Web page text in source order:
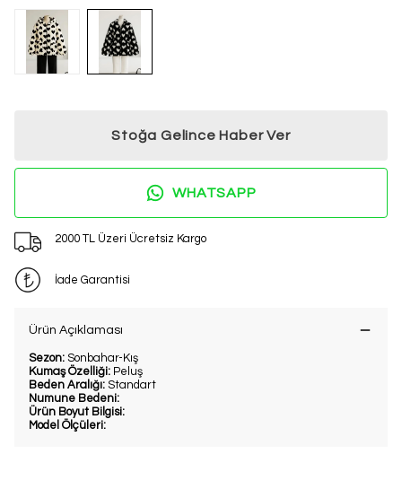
Stoğa Gelince Haber Ver
WHATSAPP
2000 TL Üzeri Ücretsiz Kargo
İade Garantisi
Ürün Açıklaması
Sezon: Sonbahar-Kış
Kumaş Özelliği: Peluş
Beden Aralığı: Standart
Numune Bedeni:
Ürün Boyut Bilgisi:
Model Ölçüleri: